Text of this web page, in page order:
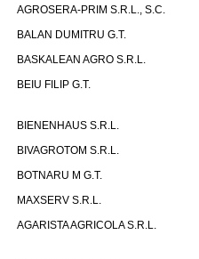
AGROSERA-PRIM S.R.L., S.C.
BALAN DUMITRU G.T.
BASKALEAN AGRO S.R.L.
BEIU FILIP G.T.
BIENENHAUS S.R.L.
BIVAGROTOM S.R.L.
BOTNARU M G.T.
MAXSERV S.R.L.
AGARISTA AGRICOLA S.R.L.